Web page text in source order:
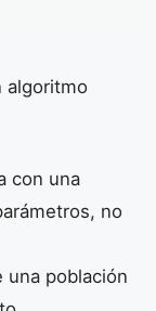
algoritmo
con una
no
una población